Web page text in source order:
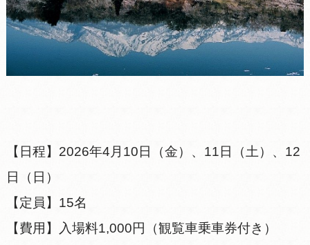
【日程】2026年4月10日（金）、11日（土）、12
日（日）
【定員】15名
【費用】入場料1,000円（観覧車乗車券付き）